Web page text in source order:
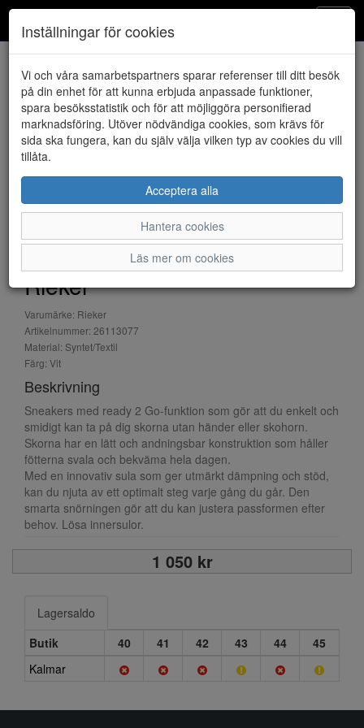
HEM RIEKER
Rieker
Varumärke: Rieker
Artikelnummer: 26113077
Material: Syntet/Textil
Färg: Vit
Beskrivning
Sneakers med ready 2 Go-funktion som gör att du enkelt och
smidigt kan ta på dig skorna utan händer eller skohorn.
Skorna har en lätt och andningsbar konstruktion som håller
fötterna svala och bekväma hela dagen.
Med en innovativ sula som ger utmärkt dämpning och stöd,
kan du njuta av ett optimalt steg varje gång du går. Den
smarta snörningen gör att du kan justera passformen efter
behov. Lösa innersulor.
1 050 kr
Lagersaldo
Butik
40 41 42 43 44
45
Kalmar
Inställningar för cookies
Vi och våra samarbetspartners sparar referenser till ditt besök
på din enhet för att kunna erbjuda anpassade funktioner,
spara besöksstatistik och för att möjliggöra personifierad
marknadsföring. Utöver nödvändiga cookies, som krävs för
sida ska fungera, kan du själv välja vilken typ av cookies du vill
tillåta.
Acceptera alla
Hantera cookies
Läs mer om cookies